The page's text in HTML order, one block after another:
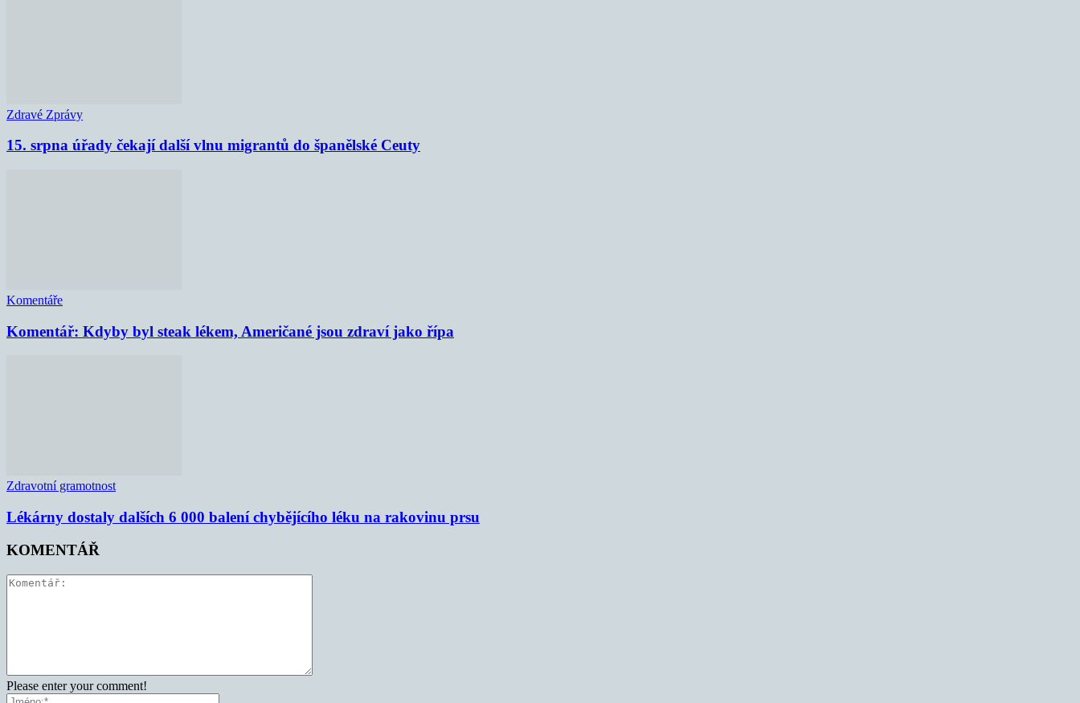
Zdravé Zprávy
15. srpna úřady čekají další vlnu migrantů do španělské Ceuty
Komentáře
Komentář: Kdyby byl steak lékem, Američané jsou zdraví jako řípa
Zdravotní gramotnost
Lékárny dostaly dalších 6 000 balení chybějícího léku na rakovinu prsu
KOMENTÁŘ
Please enter your comment!